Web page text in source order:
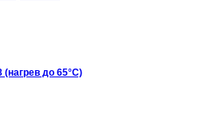
до 65°С)